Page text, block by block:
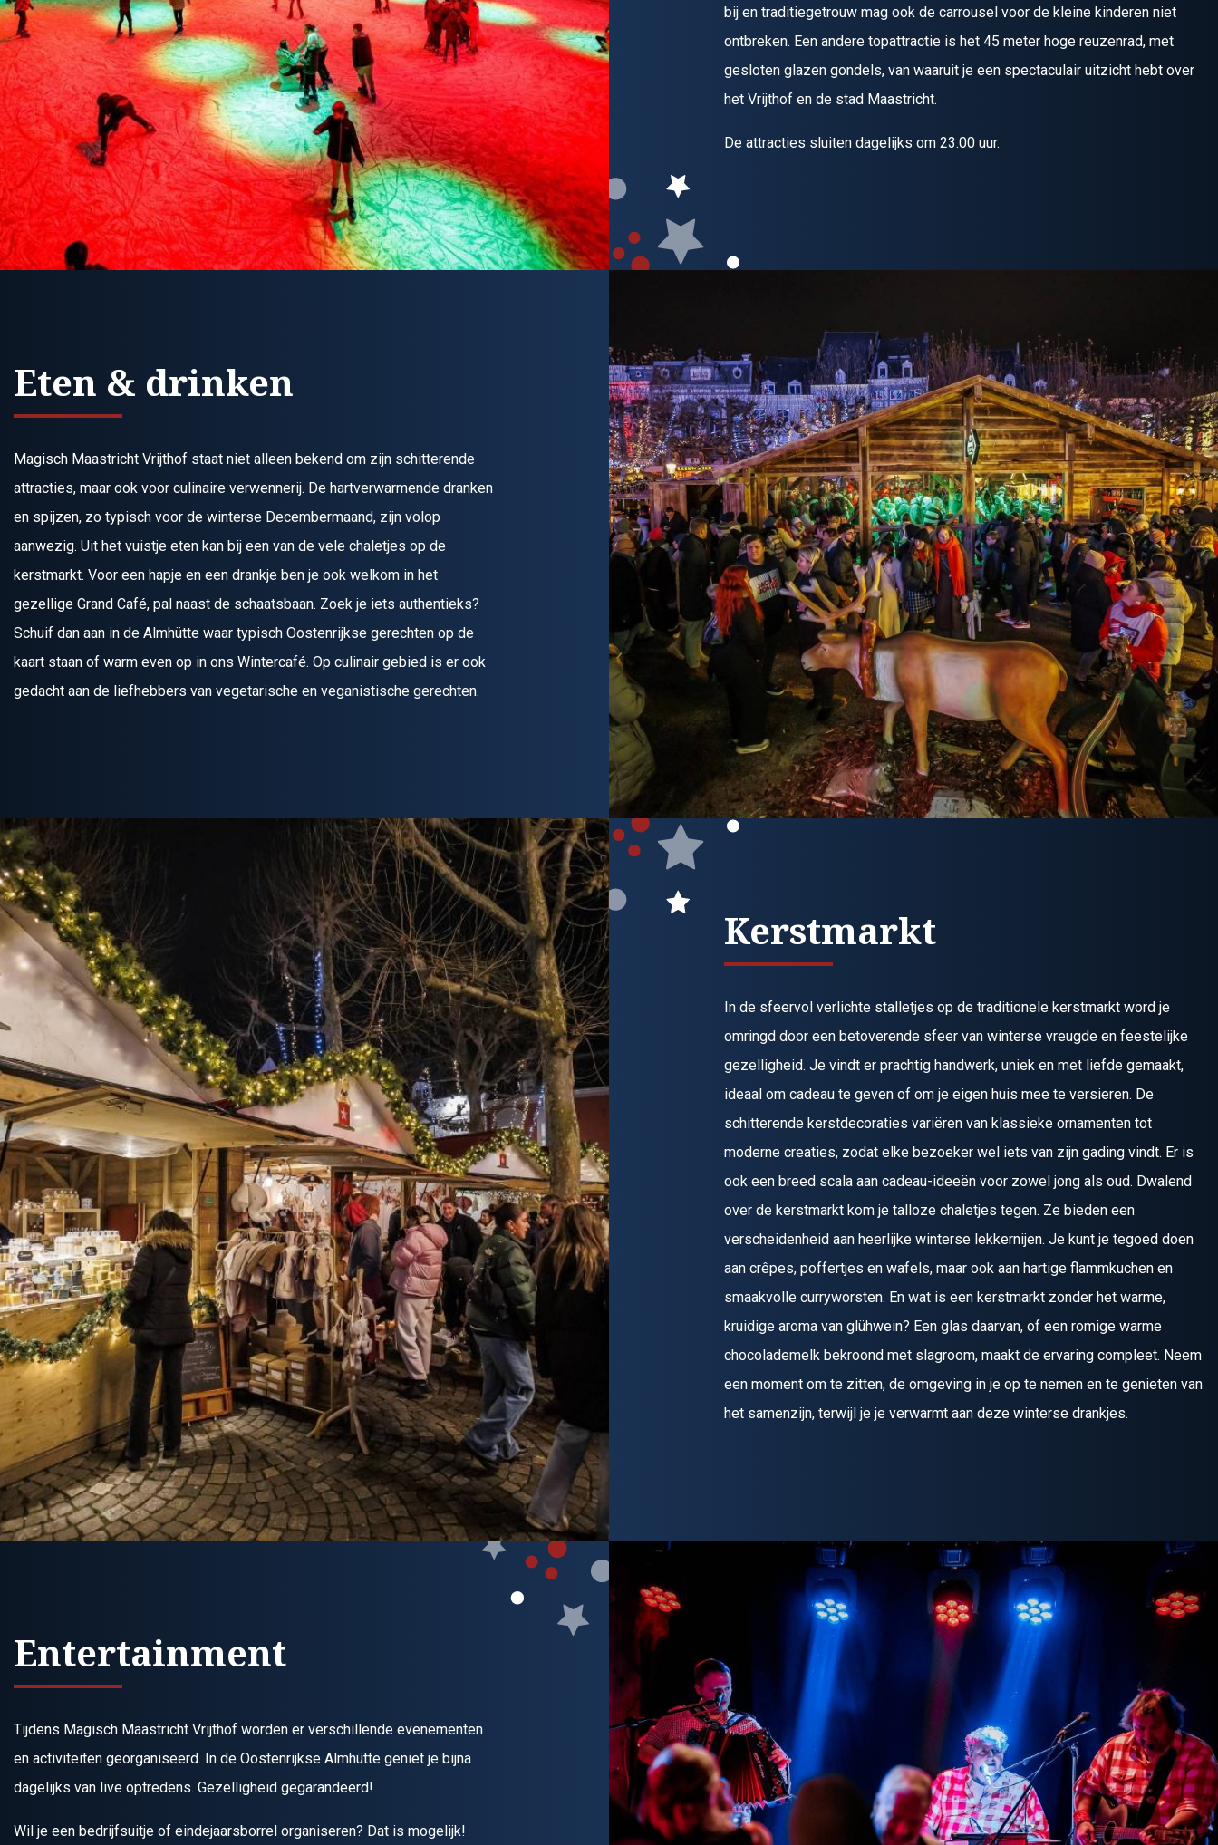
bij en traditiegetrouw mag ook de carrousel voor de kleine kinderen niet
ontbreken. Een andere topattractie is het 45 meter hoge reuzenrad, met
gesloten glazen gondels, van waaruit je een spectaculair uitzicht hebt over
het Vrijthof en de stad Maastricht.
De attracties sluiten dagelijks om 23.00 uur.
Eten & drinken
Magisch Maastricht Vrijthof staat niet alleen bekend om zijn schitterende
attracties, maar ook voor culinaire verwennerij. De hartverwarmende dranken
en spijzen, zo typisch voor de winterse Decembermaand, zijn volop
aanwezig. Uit het vuistje eten kan bij een van de vele chaletjes op de
kerstmarkt. Voor een hapje en een drankje ben je ook welkom in het
gezellige Grand Café, pal naast de schaatsbaan. Zoek je iets authentieks?
Schuif dan aan in de Almhütte waar typisch Oostenrijkse gerechten op de
kaart staan of warm even op in ons Wintercafé. Op culinair gebied is er ook
gedacht aan de liefhebbers van vegetarische en veganistische gerechten.
Kerstmarkt
In de sfeervol verlichte stalletjes op de traditionele kerstmarkt word je
omringd door een betoverende sfeer van winterse vreugde en feestelijke
gezelligheid. Je vindt er prachtig handwerk, uniek en met liefde gemaakt,
ideaal om cadeau te geven of om je eigen huis mee te versieren. De
schitterende kerstdecoraties variëren van klassieke ornamenten tot
moderne creaties, zodat elke bezoeker wel iets van zijn gading vindt. Er is
ook een breed scala aan cadeau-ideeën voor zowel jong als oud. Dwalend
over de kerstmarkt kom je talloze chaletjes tegen. Ze bieden een
verscheidenheid aan heerlijke winterse lekkernijen. Je kunt je tegoed doen
aan crêpes, poffertjes en wafels, maar ook aan hartige flammkuchen en
smaakvolle curryworsten. En wat is een kerstmarkt zonder het warme,
kruidige aroma van glühwein? Een glas daarvan, of een romige warme
chocolademelk bekroond met slagroom, maakt de ervaring compleet. Neem
een moment om te zitten, de omgeving in je op te nemen en te genieten van
het samenzijn, terwijl je je verwarmt aan deze winterse drankjes.
Entertainment
Tijdens Magisch Maastricht Vrijthof worden er verschillende evenementen
en activiteiten georganiseerd. In de Oostenrijkse Almhütte geniet je bijna
dagelijks van live optredens. Gezelligheid gegarandeerd!
Wil je een bedrijfsuitje of eindejaarsborrel organiseren? Dat is mogelijk!